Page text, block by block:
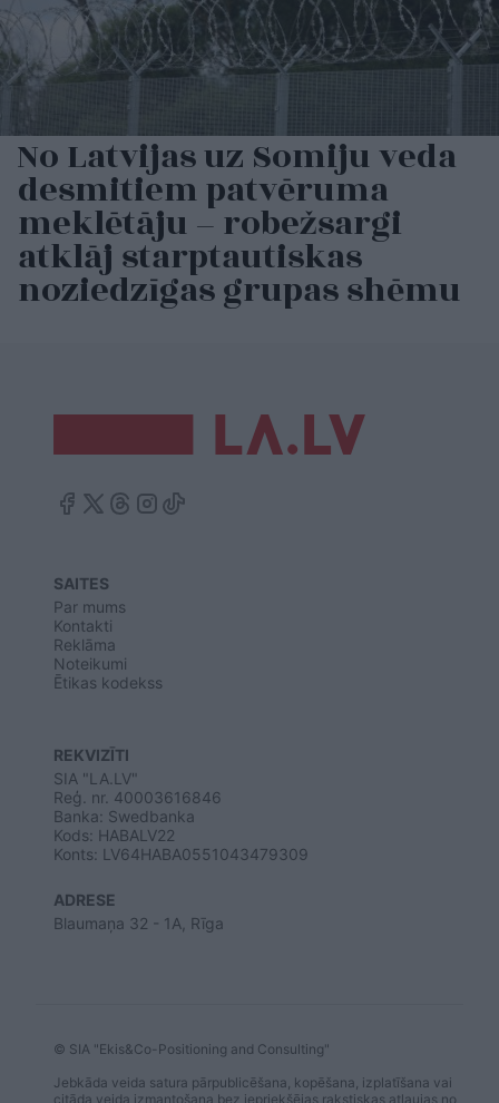
No Latvijas uz Somiju veda
desmitiem patvēruma
meklētāju – robežsargi
atklāj starptautiskas
noziedzīgas grupas shēmu
SAITES
Par mums
Kontakti
Reklāma
Noteikumi
Ētikas kodekss
REKVIZĪTI
SIA "LA.LV"
Reģ. nr. 40003616846
Banka: Swedbanka
Kods: HABALV22
Konts: LV64HABA0551043479309
ADRESE
Blaumaņa 32 - 1A, Rīga
© SIA "Ekis&Co-Positioning and Consulting"
Jebkāda veida satura pārpublicēšana, kopēšana, izplatīšana vai
citāda veida izmantošana bez iepriekšējas rakstiskas atļaujas no